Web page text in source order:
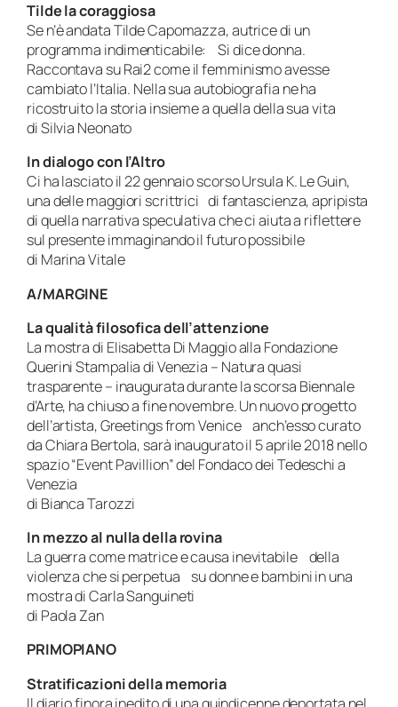
Tilde la coraggiosa
Se n’è andata Tilde Capomazza, autrice di un
programma indimenticabile: Si dice donna.
Raccontava su Rai2 come il femminismo avesse
cambiato l’Italia. Nella sua autobiografia ne ha
ricostruito la storia insieme a quella della sua vita
di Silvia Neonato
In dialogo con l’Altro
Ci ha lasciato il 22 gennaio scorso Ursula K. Le Guin,
una delle maggiori scrittrici di fantascienza, apripista
di quella narrativa speculativa che ci aiuta a riflettere
sul presente immaginando il futuro possibile
di Marina Vitale
A/MARGINE
La qualità filosofica dell’attenzione
La mostra di Elisabetta Di Maggio alla Fondazione
Querini Stampalia di Venezia – Natura quasi
trasparente – inaugurata durante la scorsa Biennale
d’Arte, ha chiuso a fine novembre. Un nuovo progetto
dell’artista, Greetings from Venice anch’esso curato
da Chiara Bertola, sarà inaugurato il 5 aprile 2018 nello
spazio “Event Pavillion” del Fondaco dei Tedeschi a
Venezia
di Bianca Tarozzi
In mezzo al nulla della rovina
La guerra come matrice e causa inevitabile della
violenza che si perpetua su donne e bambini in una
mostra di Carla Sanguineti
di Paola Zan
PRIMOPIANO
Stratificazioni della memoria
Il diario finora inedito di una quindicenne deportata nel